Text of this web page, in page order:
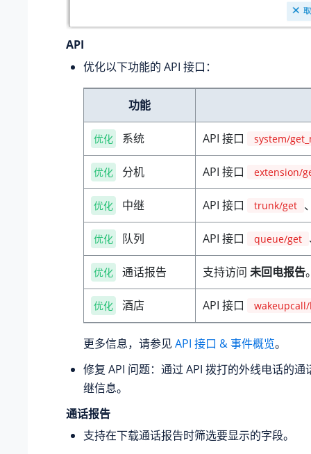
API
优化以下功能的 API 接口：
功能
优化 系统 API 接口 system/
优化 分机 API 接口 extension/
优化 中继 API 接口 trunk/get
优化 队列 API 接口 queue/get
优化 通话报告 支持访问 未回电报告
优化 酒店 API 接口
更多信息，请参见 API 接口 & 事件概览。
修复 API 问题：通过 API 拨打的外线电话的
继信息。
通话报告
支持在下载通话报告时筛选要显示的字段。